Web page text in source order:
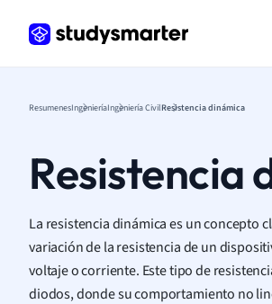
ResumenesIngenieríaIngeniería CivilResistencia dinámica
Resistencia
La resistencia dinámica es un concepto
variación de la resistencia de un
voltaje o corriente. Este tipo de
diodos, donde su comportamiento no